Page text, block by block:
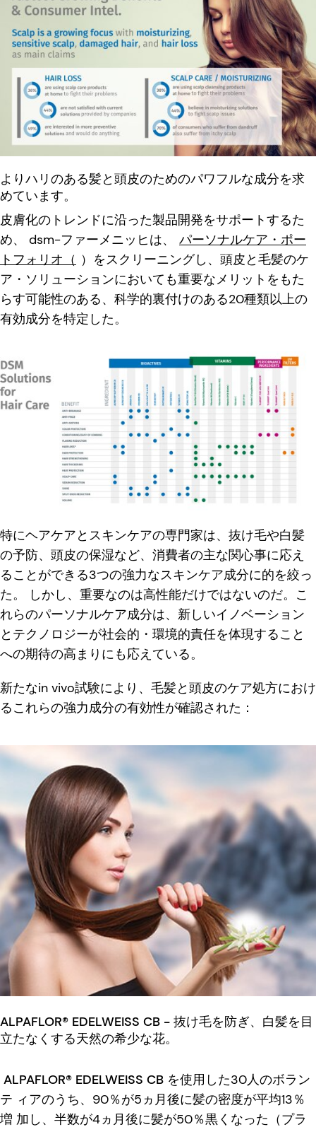
よりハリのある髪と頭皮のためのパワフルな成分を求
めています。
皮膚化のトレンドに沿った製品開発をサポートするた
め、 dsm-ファーメニッヒは、 パーソナルケア・ポー
トフォリオ（ ）をスクリーニングし、頭皮と毛髪のケ
ア・ソリューションにおいても重要なメリットをもた
らす可能性のある、科学的裏付けのある20種類以上の
有効成分を特定した。
特にヘアケアとスキンケアの専門家は、抜け毛や白髪
の予防、頭皮の保湿など、消費者の主な関心事に応え
ることができる3つの強力なスキンケア成分に的を絞っ
た。 しかし、重要なのは高性能だけではないのだ。こ
れらのパーソナルケア成分は、新しいイノベーション
とテクノロジーが社会的・環境的責任を体現すること
への期待の高まりにも応えている。
新たなin vivo試験により、毛髪と頭皮のケア処方におけ
るこれらの強力成分の有効性が確認された：
ALPAFLOR® EDELWEISS CB - 抜け毛を防ぎ、白髪を目
立たなくする天然の希少な花。
ALPAFLOR® EDELWEISS CB を使用した30人のボラン
テ ィアのうち、90％が5ヵ月後に髪の密度が平均13％
増 加し、半数が4ヵ月後に髪が50％黒くなった（プラ